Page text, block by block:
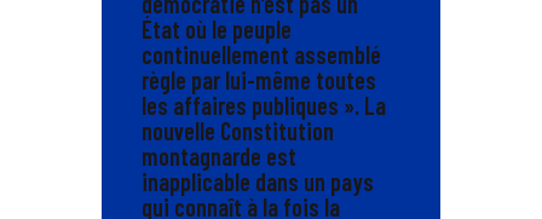
État où le peuple
continuellement assemblé
règle par lui-même toutes
les affaires publiques ». La
nouvelle Constitution
montagnarde est
inapplicable dans un pays
qui connaît à la fois la